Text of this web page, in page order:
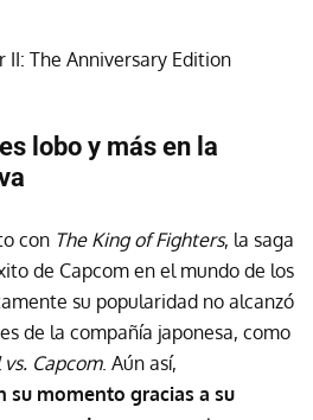
The Anniversary Edition
lobo y más en la
con The King of Fighters, la saga
de Capcom en el mundo de los
su popularidad no alcanzó
de la compañía japonesa, como
Capcom. Aún así,
momento gracias a su